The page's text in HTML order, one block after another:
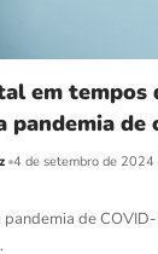
em tempos
pandemia de
4 de setembro de 2024
pandemia de